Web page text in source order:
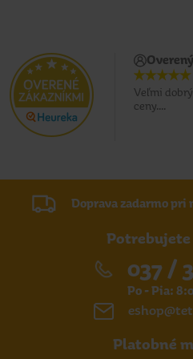
Veľmi
ceny....
Doprava zadarmo pri
037 /
Po - Pia:
Platobné